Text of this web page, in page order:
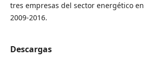
tres empresas del sector energético
2009-2016.
Descargas